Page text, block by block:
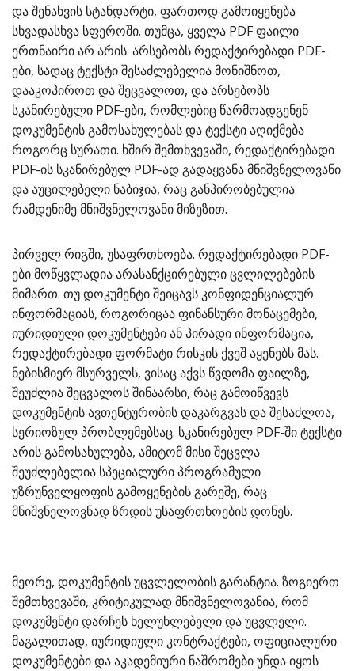
და შენახვის სტანდარტი, ფართოდ გამოიყენება
სხვადასხვა სფეროში. თუმცა, ყველა PDF ფაილი
ერთნაირი არ არის. არსებობს რედაქტირებადი PDF-
ები, სადაც ტექსტი შესაძლებელია მონიშნოთ,
დააკოპიროთ და შეცვალოთ, და არსებობს
სკანირებული PDF-ები, რომლებიც წარმოადგენენ
დოკუმენტის გამოსახულებას და ტექსტი აღიქმება
როგორც სურათი. ხშირ შემთხვევაში, რედაქტირებადი
PDF-ის სკანირებულ PDF-ად გადაყვანა მნიშვნელოვანი
და აუცილებელი ნაბიჯია, რაც განპირობებულია
რამდენიმე მნიშვნელოვანი მიზეზით.
პირველ რიგში, უსაფრთხოება. რედაქტირებადი PDF-
ები მოწყვლადია არასანქცირებული ცვლილებების
მიმართ. თუ დოკუმენტი შეიცავს კონფიდენციალურ
ინფორმაციას, როგორიცაა ფინანსური მონაცემები,
იურიდიული დოკუმენტები ან პირადი ინფორმაცია,
რედაქტირებადი ფორმატი რისკის ქვეშ აყენებს მას.
ნებისმიერ მსურველს, ვისაც აქვს წვდომა ფაილზე,
შეუძლია შეცვალოს შინაარსი, რაც გამოიწვევს
დოკუმენტის ავთენტურობის დაკარგვას და შესაძლოა,
სერიოზულ პრობლემებსაც. სკანირებულ PDF-ში ტექსტი
არის გამოსახულება, ამიტომ მისი შეცვლა
შეუძლებელია სპეციალური პროგრამული
უზრუნველყოფის გამოყენების გარეშე, რაც
მნიშვნელოვნად ზრდის უსაფრთხოების დონეს.
მეორე, დოკუმენტის უცვლელობის გარანტია. ზოგიერთ
შემთხვევაში, კრიტიკულად მნიშვნელოვანია, რომ
დოკუმენტი დარჩეს ხელუხლებელი და უცვლელი.
მაგალითად, იურიდიული კონტრაქტები, ოფიციალური
დოკუმენტები და აკადემიური ნაშრომები უნდა იყოს